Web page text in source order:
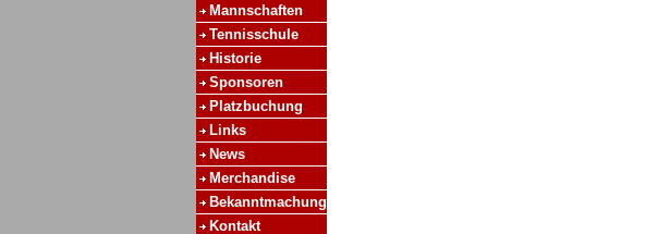
Mannschaften
Tennisschule
Historie
Sponsoren
Platzbuchung
Links
News
Merchandise
Bekanntmachung
Kontakt